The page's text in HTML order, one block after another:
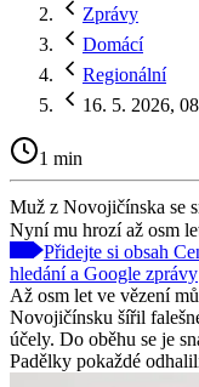
Zprávy
Domácí
Regionální
16. 5. 2026,
1 min
Muž z Novojičínska se
Nyní mu hrozí až osm
Přidejte si obsah
hledání a Google zprávy
Až osm let ve vězení
Novojičínsku šířil
účely. Do oběhu se je
Padělky pokaždé